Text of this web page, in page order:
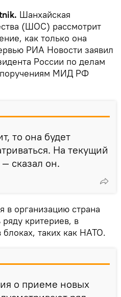
Шанхайская
(ШОС) рассмотрит
как только она
РИА Новости заявил
России по делам
МИД РФ
то она будет
На текущий
сказал он.
в организацию страна
критериев, в
блоках, таких как НАТО.
о приеме новых